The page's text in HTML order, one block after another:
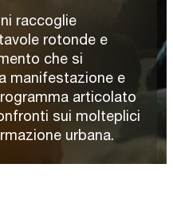
raccoglie
rotonde e
che si
manifestazione e
articolato
sui molteplici
urbana.